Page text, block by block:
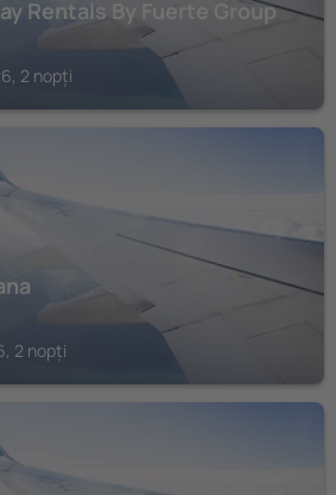
Rentals By Fuerte Group
2 nopți
2 nopți